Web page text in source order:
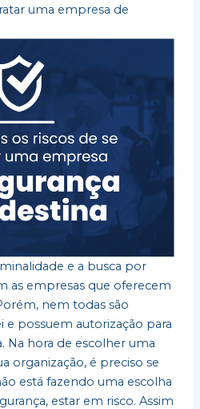
uma empresa de
e a busca por
as empresas que oferecem
nem todas são
possuem autorização para
Na hora de escolher uma
organização, é preciso se
está fazendo uma escolha
estar em risco. Assim